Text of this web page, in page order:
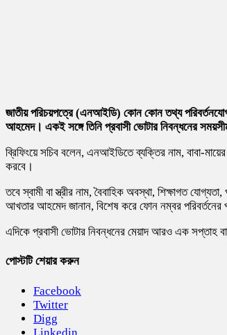
জাতীয় পরিচয়পত্রে (এনআইডি) কোন কোন তথ্য
আহমেদ। একই সঙ্গে তিনি প্রবাসী ভোটার নিবন্ধনের
ব্রিফিংয়ে সচিব বলেন, এনআইডিতে ব্যক্তির নাম, বাবা-
করবে।
তবে স্বামী বা স্ত্রীর নাম, বৈবাহিক অবস্থা, শিক্ষাগত
আখতার আহমেদ জানান, বিশেষ করে ফোন নম্বর
এদিকে প্রবাসী ভোটার নিবন্ধনের মেয়াদ আরও এক সপ্তাহ
পোস্টটি শেয়ার করুন
Facebook
Twitter
Digg